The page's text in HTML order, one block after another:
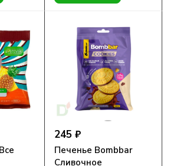
245 ₽
Печенье Bombbar
Сливочное